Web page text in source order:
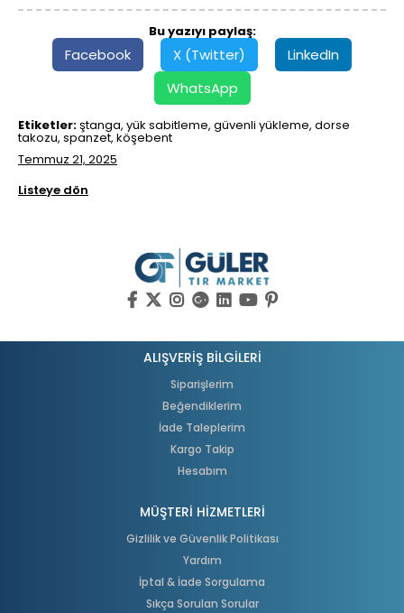
Bu yazıyı paylaş:
Facebook X (Twitter)
LinkedIn
WhatsApp
Etiketler:ştanga, yük sabitleme, güvenli yükleme, dorse
takozu, spanzet, köşebent
Temmuz 21, 2025
Listeye dön
ALIŞVERİŞ BİLGİLERİ
Siparişlerim
Beğendiklerim
İade Taleplerim
Kargo Takip
Hesabım
MÜŞTERİ HİZMETLERİ
Gizlilik ve Güvenlik Politikası
Yardım
İptal & İade Sorgulama
Sıkça Sorulan Sorular